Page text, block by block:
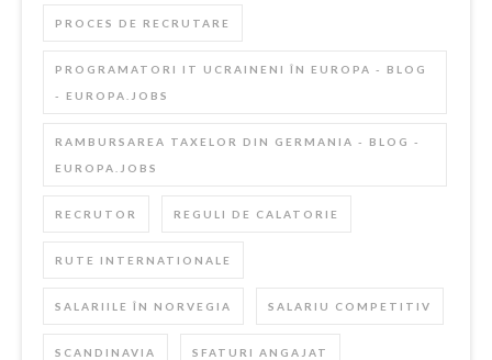
PROCES DE RECRUTARE
PROGRAMATORI IT UCRAINENI ÎN EUROPA - BLOG
- EUROPA.JOBS
RAMBURSAREA TAXELOR DIN GERMANIA - BLOG -
EUROPA.JOBS
RECRUTOR REGULI DE CALATORIE
RUTE INTERNATIONALE
SALARIILE ÎN NORVEGIA SALARIU COMPETITIV
SCANDINAVIA SFATURI ANGAJAT